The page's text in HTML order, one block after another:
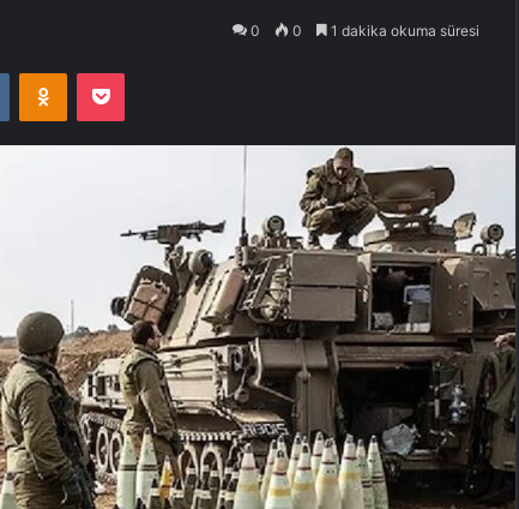
0 0 1 dakika okuma süresi
VKontakteOdnoklassniki
Pocket